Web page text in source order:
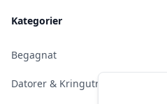
Kategorier
Begagnat
Datorer & Kringutrustning